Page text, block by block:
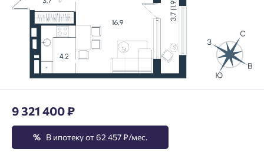
9 321 400 ₽
% В ипотеку от 62 457 ₽/мес.